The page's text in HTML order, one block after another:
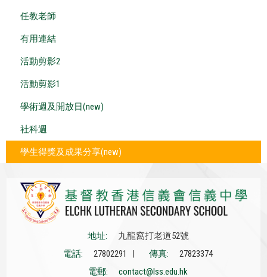
任教老師
有用連結
活動剪影2
活動剪影1
學術週及開放日(new)
社科週
學生得獎及成果分享(new)
地址:
九龍窩打老道52號
電話:
27802291 | 傳真:
27823374
電郵:
contact@lss.edu.hk